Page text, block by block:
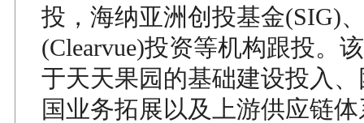
投，海纳亚洲创投基金(SIG)
(Clearvue)投资等机构跟投。
于天天果园的基础建设投入
国业务拓展以及上游供应链